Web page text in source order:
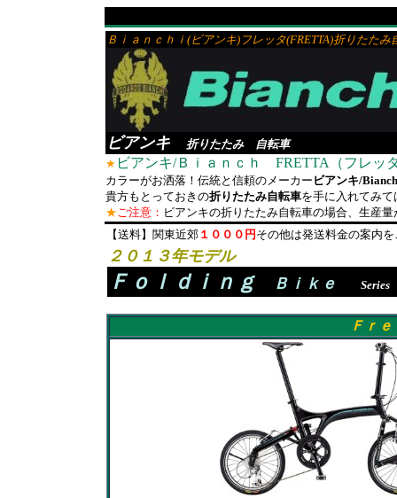
Ｂｉａｎｃｈｉ(ビアンキ)フレッタ(FRETTA)折りたた
ビアンキ
折りたたみ 自転車
★ ビアンキ/Ｂｉａｎｃｈ FRETTA（フレッ
カラーがお洒落！伝統と信頼のメーカー ビアンキ/
貴方もとっておきの折りたたみ自転車を手に入れてみ
★ご注意： ビアンキの折りたたみ自転車の場合、生産
【送料】関東近郊 １０００円 その他は発送料金の案内
２０１３年モデル
Ｆｏｌｄｉｎｇ Ｂｉｋｅ Series
Ｆｒ